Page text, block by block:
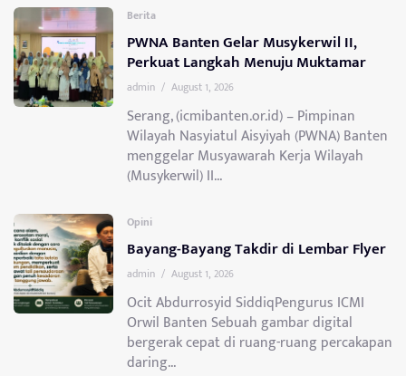
Berita
PWNA Banten Gelar Musykerwil II,
Perkuat Langkah Menuju Muktamar
admin / August 1, 2026
Serang, (icmibanten.or.id) – Pimpinan
Wilayah Nasyiatul Aisyiyah (PWNA) Banten
menggelar Musyawarah Kerja Wilayah
(Musykerwil) II...
Opini
Bayang-Bayang Takdir di Lembar Flyer
admin / August 1, 2026
Ocit Abdurrosyid SiddiqPengurus ICMI
Orwil Banten Sebuah gambar digital
bergerak cepat di ruang-ruang percakapan
daring...